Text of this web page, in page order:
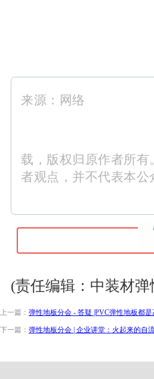
来源：网络
载 ，版权归原作者所
者观点，并不代表本公
(责任编辑：中装材
上一篇： 弹性地板分会 - 答疑 |PVC弹性地板都
下一篇： 弹性地板分会 | 企业讲堂：火起来的自